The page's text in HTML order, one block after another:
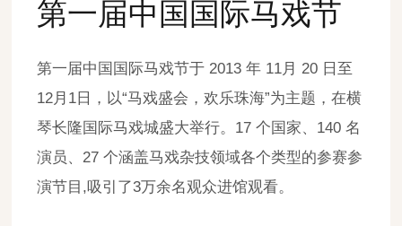
第一届中国国际马戏节
第一届中国国际马戏节于 2013 年 11月 20 日至
12月1日，以“马戏盛会，欢乐珠海”为主题，在横
琴长隆国际马戏城盛大举行。17 个国家、140 名
演员、27 个涵盖马戏杂技领域各个类型的参赛参
演节目,吸引了3万余名观众进馆观看。